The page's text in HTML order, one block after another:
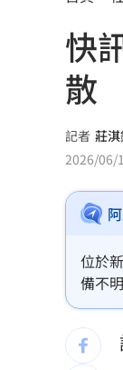
快
散
記者 莊
2026/06/
位於
備不
警確